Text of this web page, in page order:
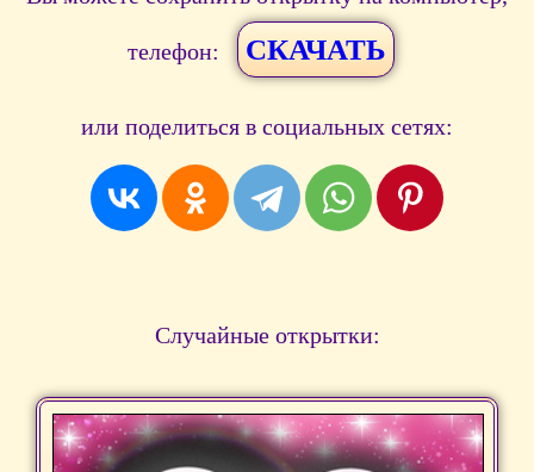
телефон: СКАЧАТЬ
или поделиться в социальных сетях:
Случайные открытки: